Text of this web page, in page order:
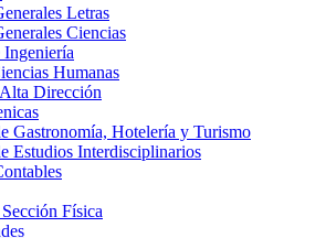
Letras
Ciencias
Ingeniería
Humanas
Dirección
Gastronomía, Hotelería y Turismo
Estudios Interdisciplinarios
Física